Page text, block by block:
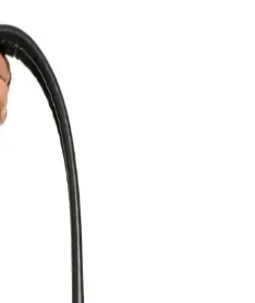
ve TOM SHOP El
dayanıklı ve şık hasır
görünümlü çanta arasındaki
Krem Nakışlı
detaylı karşılaştırmasıyla,
keşfedin. Hangi model
yorumlarıyla analiz edildi.